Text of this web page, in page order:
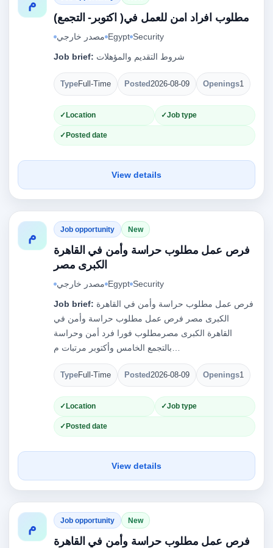
م
مطلوب افراد امن للعمل في( اكتوبر- التجمع)
مصدر خارجي Egypt Security
Job brief: شروط التقديم والمؤهلات
TypeFull-Time Posted2026-08-09 Openings1
Location Job type
Posted date
View details
م Job opportunity New
فرص عمل مطلوب حراسة وأمن في القاهرة
الكبرى مصر
مصدر خارجي Egypt Security
Job brief:
الكبرى مصر فرص عمل مطلوب حراسة وأمن في
القاهرة الكبرى مصرمطلوب فورا فرد أمن وحراسة
TypeFull-Time Posted2026-08-09 Openings1
Location Job type
Posted date
View details
م Job opportunity New
فرص عمل مطلوب حراسة وأمن في القاهرة